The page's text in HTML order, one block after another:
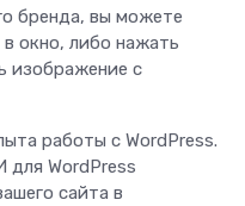
бренда, вы можете
окно, либо нажать
изображение с
работы с WordPress.
для WordPress
сайта в